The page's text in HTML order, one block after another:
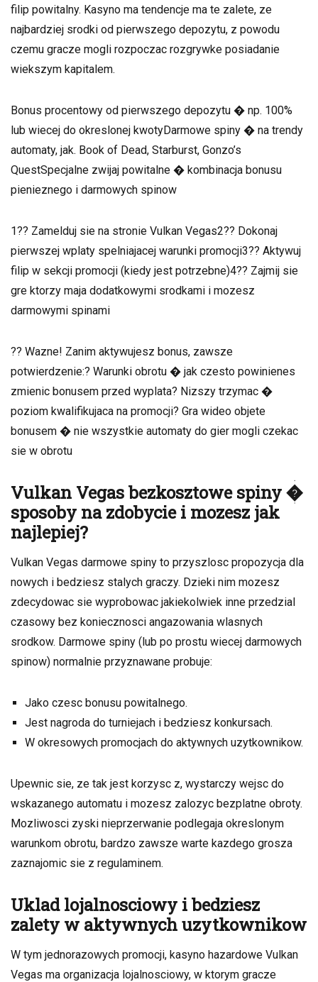
filip powitalny. Kasyno ma tendencje ma te zalete, ze
najbardziej srodki od pierwszego depozytu, z powodu
czemu gracze mogli rozpoczac rozgrywke posiadanie
wiekszym kapitalem.
Bonus procentowy od pierwszego depozytu � np. 100%
lub wiecej do okreslonej kwotyDarmowe spiny � na trendy
automaty, jak. Book of Dead, Starburst, Gonzo’s
QuestSpecjalne zwijaj powitalne � kombinacja bonusu
pienieznego i darmowych spinow
1?? Zamelduj sie na stronie Vulkan Vegas2?? Dokonaj
pierwszej wplaty spelniajacej warunki promocji3?? Aktywuj
filip w sekcji promocji (kiedy jest potrzebne)4?? Zajmij sie
gre ktorzy maja dodatkowymi srodkami i mozesz
darmowymi spinami
?? Wazne! Zanim aktywujesz bonus, zawsze
potwierdzenie:? Warunki obrotu � jak czesto powinienes
zmienic bonusem przed wyplata? Nizszy trzymac �
poziom kwalifikujaca na promocji? Gra wideo objete
bonusem � nie wszystkie automaty do gier mogli czekac
sie w obrotu
Vulkan Vegas bezkosztowe spiny �
sposoby na zdobycie i mozesz jak
najlepiej?
Vulkan Vegas darmowe spiny to przyszlosc propozycja dla
nowych i bedziesz stalych graczy. Dzieki nim mozesz
zdecydowac sie wyprobowac jakiekolwiek inne przedzial
czasowy bez koniecznosci angazowania wlasnych
srodkow. Darmowe spiny (lub po prostu wiecej darmowych
spinow) normalnie przyznawane probuje:
Jako czesc bonusu powitalnego.
Jest nagroda do turniejach i bedziesz konkursach.
W okresowych promocjach do aktywnych uzytkownikow.
Upewnic sie, ze tak jest korzysc z, wystarczy wejsc do
wskazanego automatu i mozesz zalozyc bezplatne obroty.
Mozliwosci zyski nieprzerwanie podlegaja okreslonym
warunkom obrotu, bardzo zawsze warte kazdego grosza
zaznajomic sie z regulaminem.
Uklad lojalnosciowy i bedziesz
zalety w aktywnych uzytkownikow
W tym jednorazowych promocji, kasyno hazardowe Vulkan
Vegas ma organizacja lojalnosciowy, w ktorym gracze